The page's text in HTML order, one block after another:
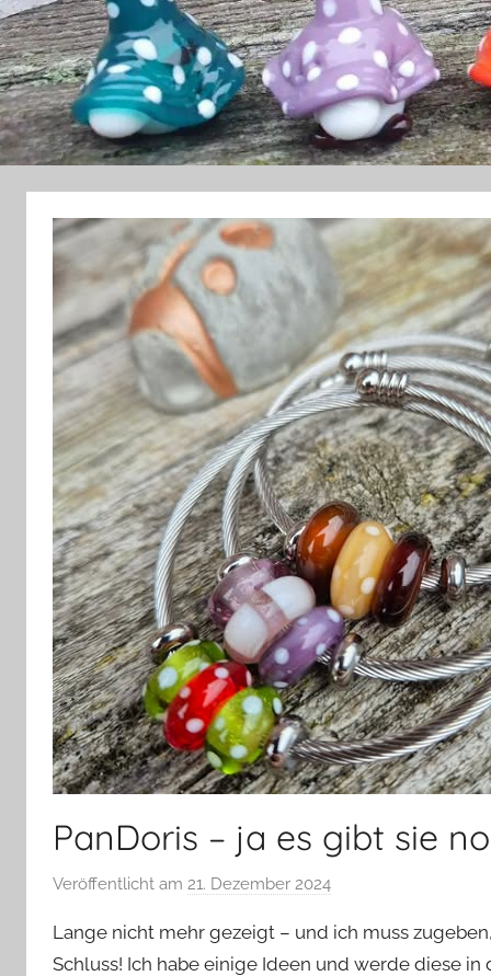
PanDoris – ja es gibt sie
Veröffentlicht am 21. Dezember 2024
n
G
Lange nicht mehr gezeigt – und ich muss
Schluss! Ich habe einige Ideen und werde diese